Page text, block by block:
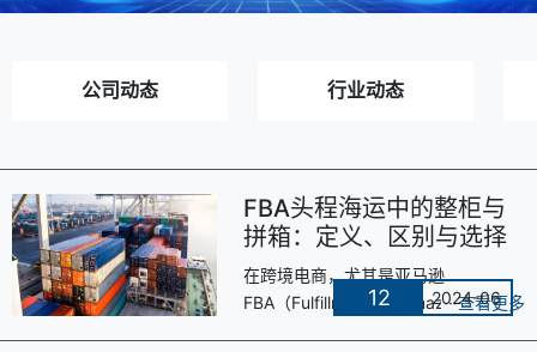
公司动态 行业动态
12 2024-06
FBA头程海运中的整柜与
拼箱：定义、区别与选择
在跨境电商，尤其是亚马逊
FBA（Fulfillment by Amazon）模式